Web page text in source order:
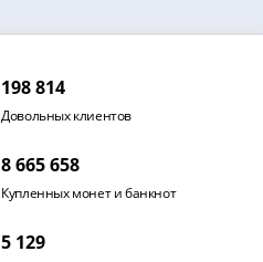
198 814
Довольных клиентов
8 665 658
Купленных монет и банкнот
5 129